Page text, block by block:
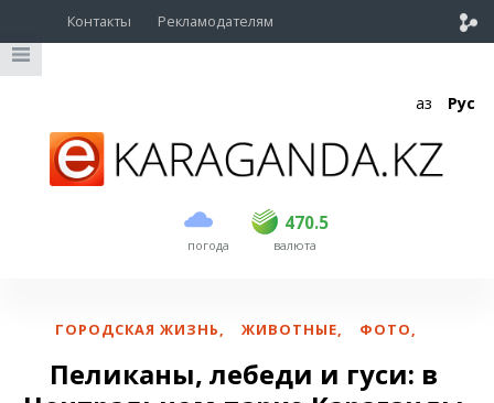
Контакты Рекламодателям
Қаз Рус
погода
470.5
USD 468.5 470.5
EUR валюта
ГОРОДСКАЯ ЖИЗНЬ, ЖИВОТНЫЕ, ФОТО,
Пеликаны, лебеди и гуси: в